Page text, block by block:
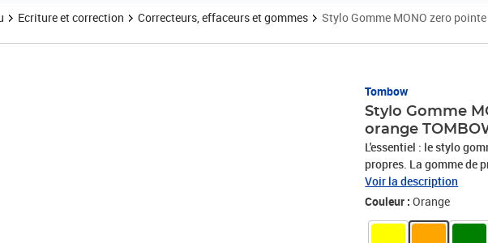
Ecriture et correction Correcteurs, effaceurs et gommes Stylo Gomme MONO zero
Tombow
Stylo Gomme
orange
L'essentiel : le stylo
propres. La gomme de
pour effacer de façon
rectangulaire de 2,5 x 5
Voir la description
Couleur :Orange
Prix 3,27€